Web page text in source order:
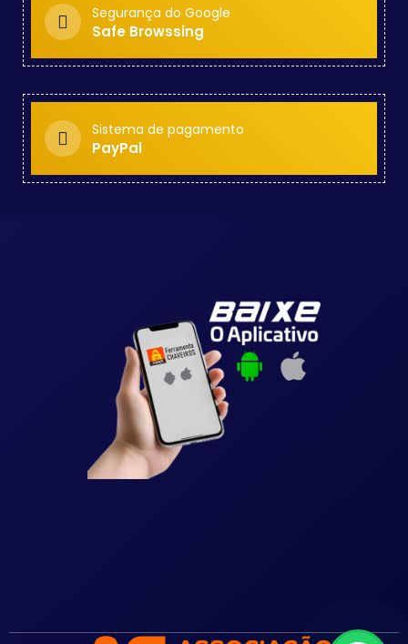
Segurança do Google
Safe Browssing
Sistema de pagamento
PayPal